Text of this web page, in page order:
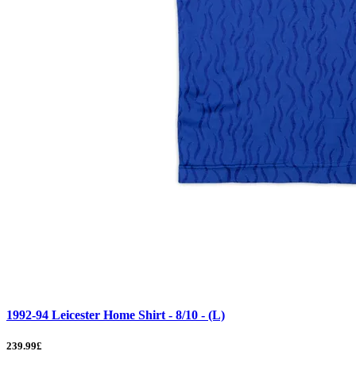
1992-94 Leicester Home Shirt - 8/10 - (L)
239.99£